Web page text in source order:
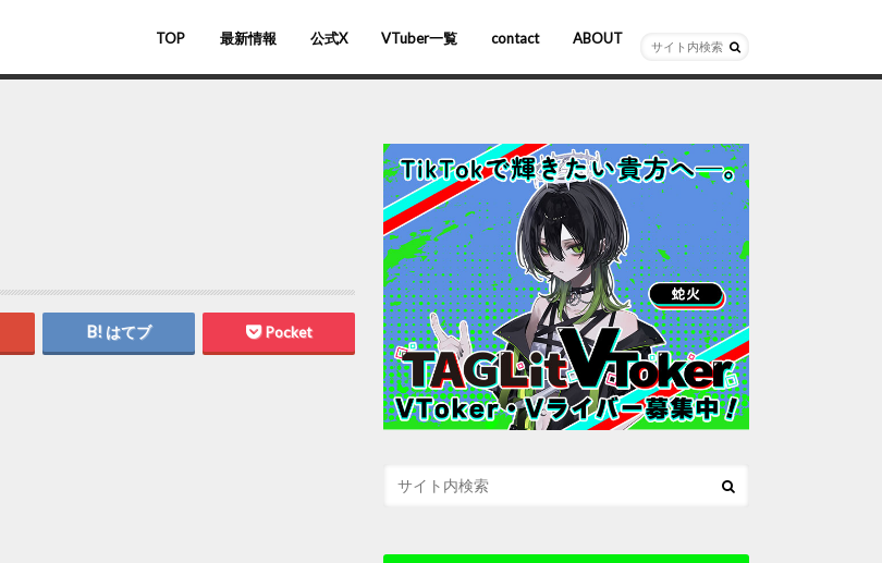
TOP 最新情報 公式X VTuber一覧
バーチャルYouTuber
VR/AR
ホロライブ
にじさんじ
ななしいんく
ぶいすぽっ！
contact ABOUT
はてブ Pocket